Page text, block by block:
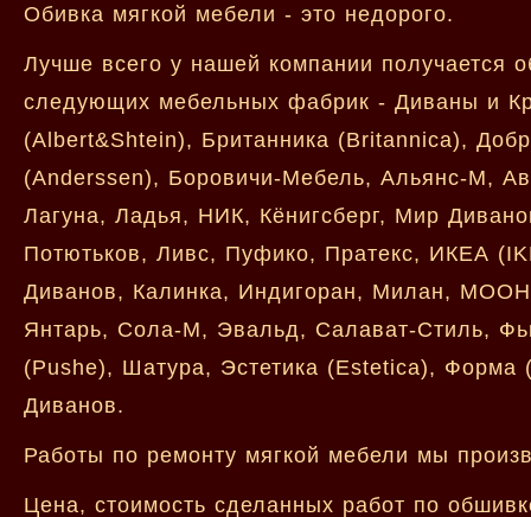
Обивка мягкой мебели - это недорого.
Лучше всего у нашей компании получается
следующих мебельных фабрик - Диваны и
(Albert&Shtein), Британника (Britannica),
(Anderssen), Боровичи-Мебель, Альянс-М,
Лагуна, Ладья, НИК, Кёнигсберг, Мир
Потютьков, Ливс, Пуфико, Пратекс, ИКЕА
Диванов, Калинка, Индигоран, Милан,
Янтарь, Сола-М, Эвальд, Салават-Стиль,
(Pushe), Шатура, Эстетика (Estetica),
Диванов.
Работы по ремонту мягкой мебели мы
Цена, стоимость сделанных работ по